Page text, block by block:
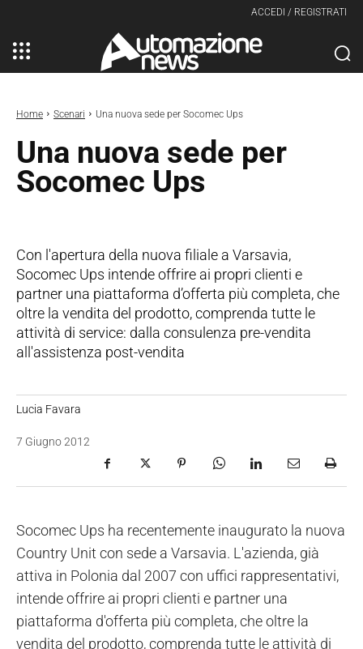
ACCEDI / REGISTRATI
Home Scenari Una nuova sede per Socomec Ups
Una nuova sede per
Socomec Ups
Con l'apertura della nuova filiale a Varsavia,
Socomec Ups intende offrire ai propri clienti e
partner una piattaforma d’offerta più completa, che
oltre la vendita del prodotto, comprenda tutte le
attività di service: dalla consulenza pre-vendita
all'assistenza post-vendita
Lucia Favara
7 Giugno 2012
Socomec Ups ha recentemente inaugurato la nuova
Country Unit con sede a Varsavia. L'azienda, già
attiva in Polonia dal 2007 con uffici rappresentativi,
intende offrire ai propri clienti e partner una
piattaforma d'offerta più completa, che oltre la
vendita del prodotto, comprenda tutte le attività di